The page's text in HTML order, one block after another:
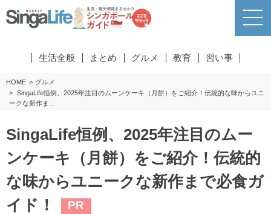
生活全般 まとめ グルメ 教育 習い事
HOME
グルメ
SingaLife恒例、2025年注目のムーンケーキ（月餅）をご紹介！伝統的な味からユニ
ークな新作ま…
SingaLife恒例、2025年注目のムー
ンケーキ（月餅）をご紹介！伝統的
な味からユニークな新作まで必食ガ
イド！
PR